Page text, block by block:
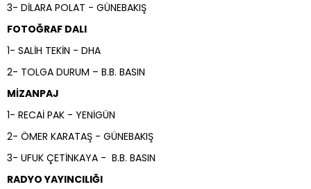
3- DİLARA POLAT - GÜNEBAKIŞ
FOTOĞRAF DALI
1- SALİH TEKİN - DHA
2- TOLGA DURUM – B.B. BASIN
MİZANPAJ
1- RECAİ PAK - YENİGÜN
2- ÖMER KARATAŞ - GÜNEBAKIŞ
3- UFUK ÇETİNKAYA - B.B. BASIN
RADYO YAYINCILIĞI